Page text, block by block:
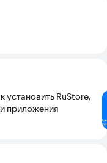
установить RuStore,
приложения